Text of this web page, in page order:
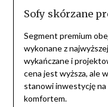
Sofy skórzane
Segment premium
wykonane z
wykańczane i
cena jest wyższa, ale
stanowi inwestycję
komfortem.